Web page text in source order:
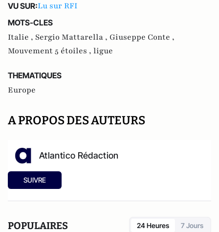
VU SUR:Lu sur RFI
MOTS-CLES
Italie , Sergio Mattarella , Giuseppe Conte ,
Mouvement 5 étoiles , ligue
THEMATIQUES
Europe
A PROPOS DES AUTEURS
Atlantico Rédaction
SUIVRE
POPULAIRES 24 Heures 7 Jours